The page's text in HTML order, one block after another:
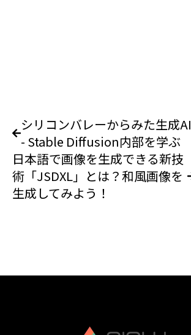
シリコンバレーからみた生成AI
- Stable Diffusion内部を学ぶ
日本語で画像を生成できる新技
術「JSDXL」とは？和風画像を
生成してみよう！